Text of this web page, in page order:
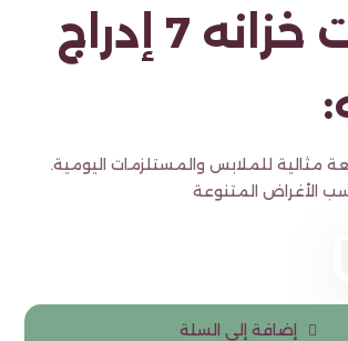
مميزات خزانه 7 إدراج
مثالية للملابس والمستلزمات اليومية.
إضافة إلى السلة